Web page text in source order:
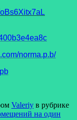
norma.p.b/
Valeriy в рубрике
на один